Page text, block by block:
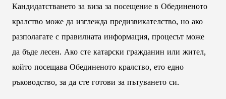
Кандидатстването за виза за посещение в Обединеното
кралство може да изглежда предизвикателство, но ако
разполагате с правилната информация, процесът може
да бъде лесен. Ако сте катарски гражданин или жител,
който посещава Обединеното кралство, ето едно
ръководство, за да сте готови за пътуването си.